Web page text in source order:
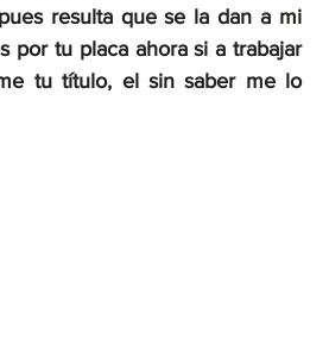
resulta que se la dan a mi
por tu placa ahora si a trabajar
tu título, el sin saber me lo